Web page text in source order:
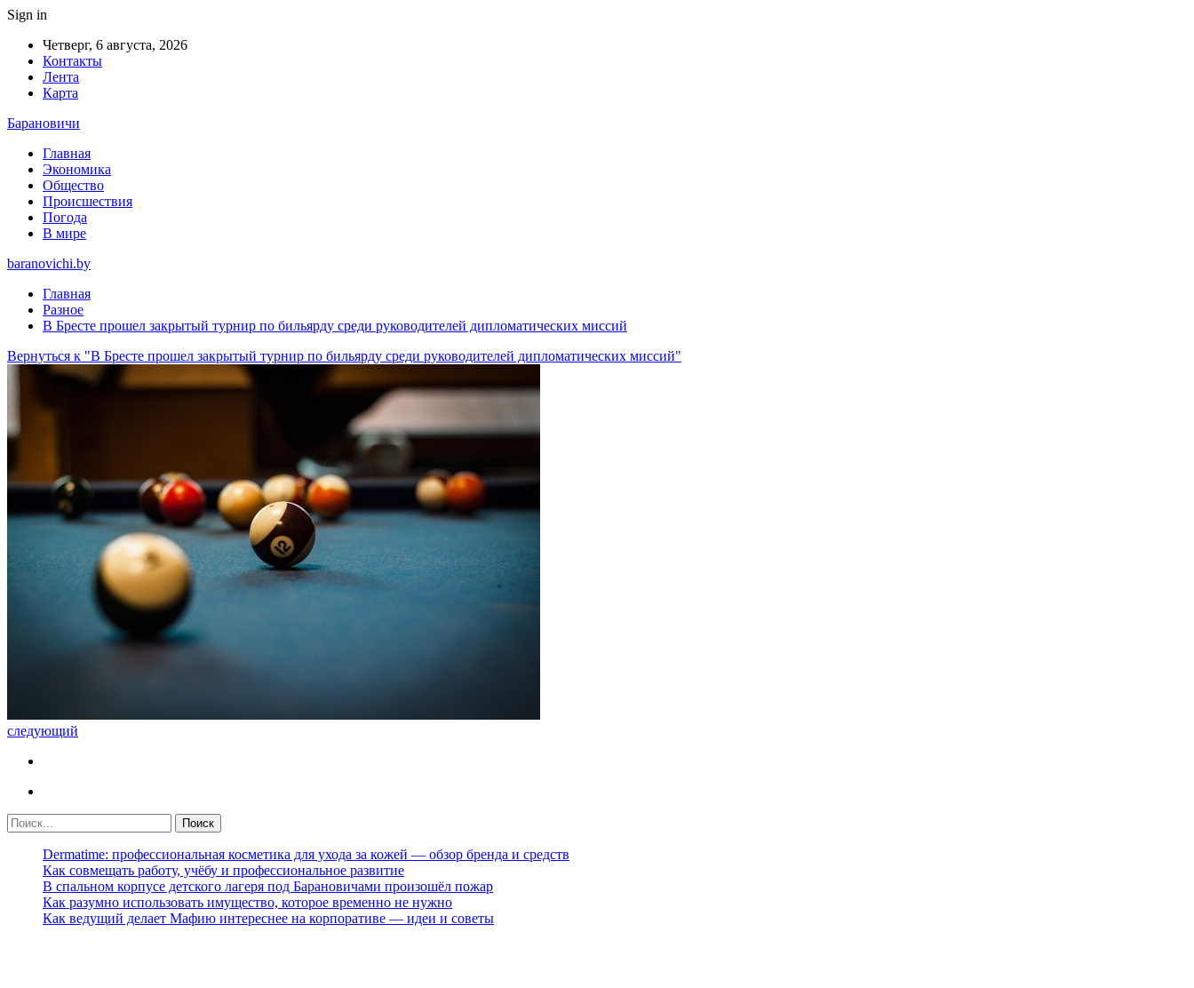
Sign in
Четверг, 6 августа, 2026
Контакты
Лента
Карта
Барановичи
Главная
Экономика
Общество
Происшествия
Погода
В мире
baranovichi.by
Главная
Разное
В Бресте прошел закрытый турнир по бильярду среди руководителей дипломатических миссий
Вернуться к "В Бресте прошел закрытый турнир по бильярду среди руководителей дипломатических миссий"
следующий
Dermatime: профессиональная косметика для ухода за кожей — обзор бренда и средств
Как совмещать работу, учёбу и профессиональное развитие
В спальном корпусе детского лагеря под Барановичами произошёл пожар
Как разумно использовать имущество, которое временно не нужно
Как ведущий делает Мафию интереснее на корпоративе — идеи и советы